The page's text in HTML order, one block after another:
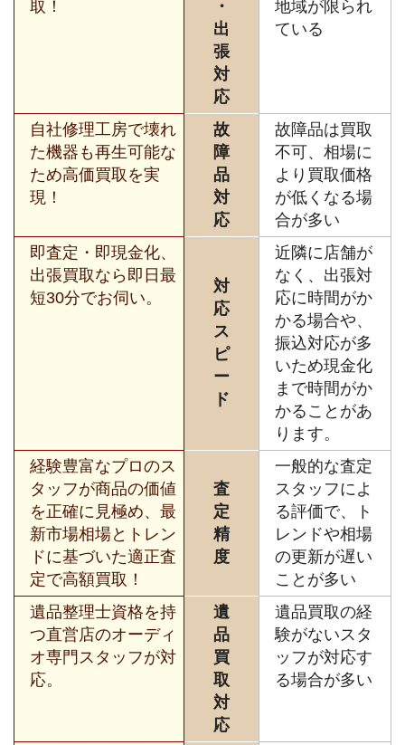
取！
・
出
張
対
応
地域が限られ
ている
自社修理工房で壊れ
た機器も再生可能な
ため高価買取を実
現！
故
障
品
対
応
故障品は買取
不可、相場に
より買取価格
が低くなる場
合が多い
即査定・即現金化、
出張買取なら即日最
短30分でお伺い。
対
応
ス
ピ
ー
ド
近隣に店舗が
なく、出張対
応に時間がか
かる場合や、
振込対応が多
いため現金化
まで時間がか
かることがあ
ります。
経験豊富なプロのス
タッフが商品の価値
を正確に見極め、最
新市場相場とトレン
ドに基づいた適正査
定で高額買取！
査
定
精
度
一般的な査定
スタッフによ
る評価で、ト
レンドや相場
の更新が遅い
ことが多い
遺品整理士資格を持
つ直営店のオーディ
オ専門スタッフが対
応。
遺
品
買
取
対
応
遺品買取の経
験がないスタ
ッフが対応す
る場合が多い